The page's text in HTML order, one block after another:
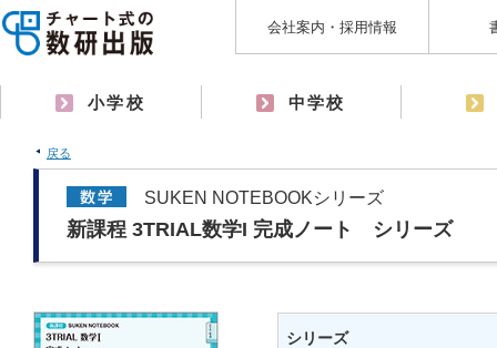
会社案内・採用情報
小学校 中学校
戻る
SUKEN NOTEBOOKシリーズ
新課程 3TRIAL数学I 完成ノート シリーズ
シリーズ